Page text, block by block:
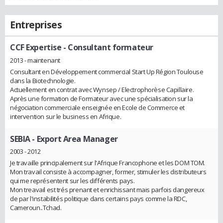
Entreprises
CCF Expertise - Consultant formateur
2013 - maintenant
Consultant en Développement commercial Start Up Région Toulouse
dans la Biotechnologie.
Actuellement en contrat avec Wynsep / Electrophorèse Capillaire.
Après une formation de Formateur avec une spécialisation sur la
négociation commerciale enseignée en Ecole de Commerce et
intervention sur le business en Afrique.
SEBIA- Export Area Manager
2003 - 2012
Je travaille principalement sur l'Afrique Francophone et les DOM TOM.
Mon travail consiste à accompagner, former, stimuler les distributeurs
qui me représentent sur les différents pays.
Mon treavail est trés prenant et enrichissant mais parfois dangereux
de par l'instabilités politique dans certains pays comme la RDC,
Cameroun..Tchad.